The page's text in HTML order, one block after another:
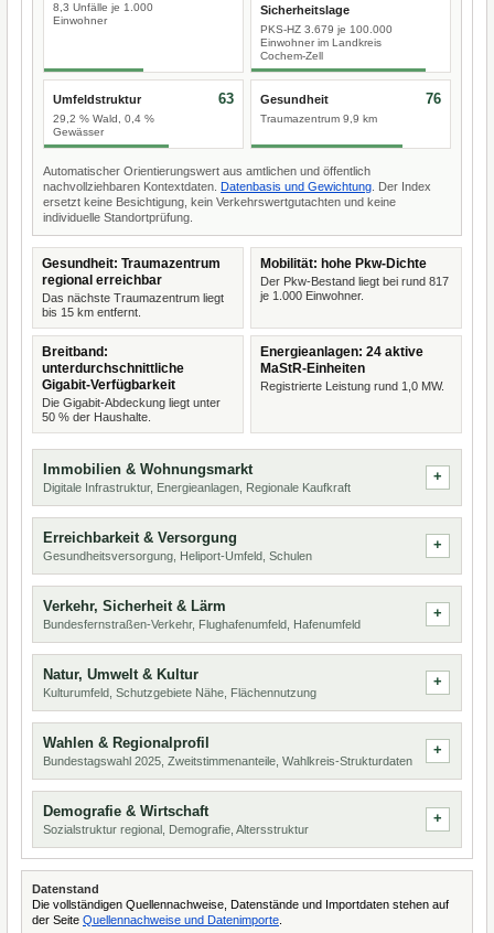
8,3 Unfälle je 1.000
Einwohner
Sicherheitslage
PKS-HZ 3.679 je 100.000
Einwohner im Landkreis
Cochem-Zell
Umfeldstruktur
29,2 % Wald, 0,4 %
Gewässer
63 Gesundheit
Traumazentrum 9,9 km
76
Automatischer Orientierungswert aus amtlichen und öffentlich
nachvollziehbaren Kontextdaten. Datenbasis und Gewichtung . Der Index
ersetzt keine Besichtigung, kein Verkehrswertgutachten und keine
individuelle Standortprüfung.
Gesundheit: Traumazentrum
regional erreichbar
Das nächste Traumazentrum liegt
bis 15 km entfernt.
Mobilität: hohe Pkw-Dichte
Der Pkw-Bestand liegt bei rund 817
je 1.000 Einwohner.
Breitband:
unterdurchschnittliche
Gigabit-Verfügbarkeit
Die Gigabit-Abdeckung liegt unter
50 % der Haushalte.
Energieanlagen: 24 aktive
MaStR-Einheiten
Registrierte Leistung rund 1,0 MW.
Immobilien & Wohnungsmarkt
Digitale Infrastruktur, Energieanlagen, Regionale Kaufkraft
Erreichbarkeit & Versorgung
Gesundheitsversorgung, Heliport-Umfeld, Schulen
Verkehr, Sicherheit & Lärm
Bundesfernstraßen-Verkehr, Flughafenumfeld, Hafenumfeld
Natur, Umwelt & Kultur
Kulturumfeld, Schutzgebiete Nähe, Flächennutzung
Wahlen & Regionalprofil
Bundestagswahl 2025, Zweitstimmenanteile, Wahlkreis-Strukturdaten
Demografie & Wirtschaft
Sozialstruktur regional, Demografie, Altersstruktur
Datenstand
Die vollständigen Quellennachweise, Datenstände und Importdaten stehen auf
der Seite Quellennachweise und Datenimporte